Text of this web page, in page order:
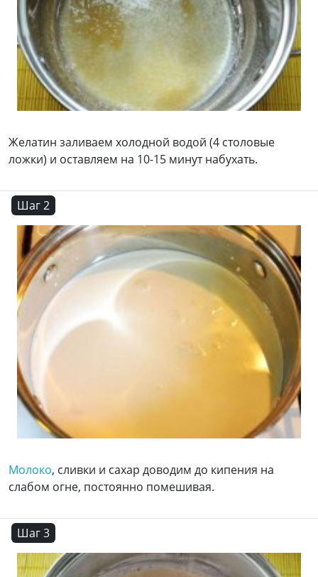
Желатин заливаем холодной водой (4 столовые
ложки) и оставляем на 10-15 минут набухать.
Шаг 2
Молоко, сливки и сахар доводим до кипения на
слабом огне, постоянно помешивая.
Шаг 3